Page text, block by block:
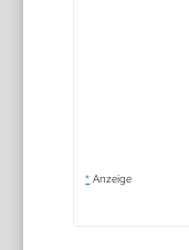
* Anzeige